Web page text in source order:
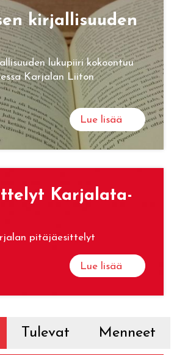
kir­jal­li­suu­den
lukupiiri kokoontuu
Karjalan Liiton
Lue lisää
Kar­ja­la­ta­
pitäjäesittelyt
Lue lisää
Tulevat Menneet